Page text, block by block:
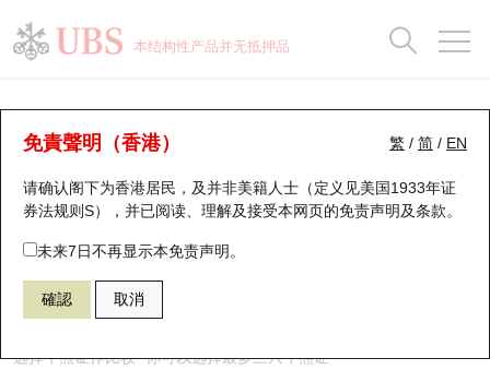
本结构性产品并无抵押品
繁 / 简 / EN
免責聲明（香港）
请确认阁下为香港居民，及并非美籍人士（定义见美国1933年证
券法规则S），并已阅读、理解及接受本网页的免责声明及条款。
未来7日不再显示本免责声明。
確認 取消
牛熊证分析仪
表现 街货统计 比较
67440 瑞银牛证 HSI 恒生指数
选择牛熊证作比较 *你可以选择最多三只牛熊证
瑞银认股证一览
新发行瑞银认股证
即将到期认股证
认股证到期结算价查找
认股证分析仪
街货统计
比较
牛熊全景快搜
牛熊证搜寻
牛熊证街货分布图
正股牛熊证列表
新发行瑞银牛熊证
街货统计
比较
十大升幅/跌幅
十大认股证成交分布
十天股证占大市成交
资金流
街货统计
正股分析仪
二十大活跃股份
恒指成份股
国指成份股
科指成份股
持股比重
显示所有持股比重
每月轮证大市专题
轮证专栏
讲座及教育短片
认股证投资者教育
牛熊证投资者教育